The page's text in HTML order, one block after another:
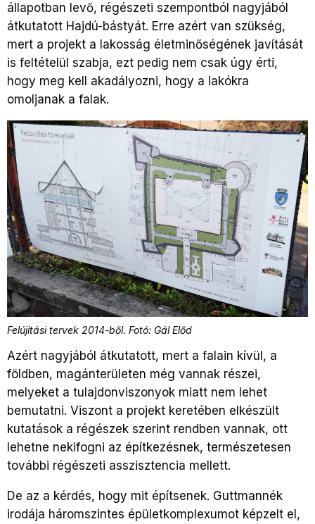
állapotban levő, régészeti szempontból nagyjából
átkutatott Hajdú-bástyát. Erre azért van szükség,
mert a projekt a lakosság életminőségének javítását
is feltételül szabja, ezt pedig nem csak úgy érti,
hogy meg kell akadályozni, hogy a lakókra
omoljanak a falak.
Felújítási tervek 2014-ből. Fotó: Gál Előd
Azért nagyjából átkutatott, mert a falain kívül, a
földben, magánterületen még vannak részei,
melyeket a tulajdonviszonyok miatt nem lehet
bemutatni. Viszont a projekt keretében elkészült
kutatások a régészek szerint rendben vannak, ott
lehetne nekifogni az építkezésnek, természetesen
további régészeti asszisztencia mellett.
De az a kérdés, hogy mit építsenek. Guttmannék
irodája háromszintes épületkomplexumot képzelt el,